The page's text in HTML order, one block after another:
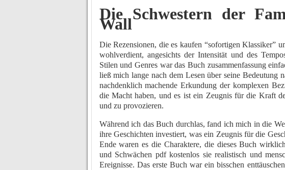
Die Schwestern der
Wall
Die Rezensionen, die es kaufen “sofortigen Klassiker”
wohlverdient, angesichts der Intensität und des
Stilen und Genres war das Buch zusammenfassung
ließ mich lange nach dem Lesen über seine Bedeutung
nachdenklich machende Erkundung der komplexen
die Macht haben, und es ist ein Zeugnis für die Kraft
und zu provozieren.
Während ich das Buch durchlas, fand ich mich in die
ihre Geschichten investiert, was ein Zeugnis für die
Ende waren es die Charaktere, die dieses Buch
und Schwächen pdf kostenlos sie realistisch und
Ereignisse. Das erste Buch war ein bisschen